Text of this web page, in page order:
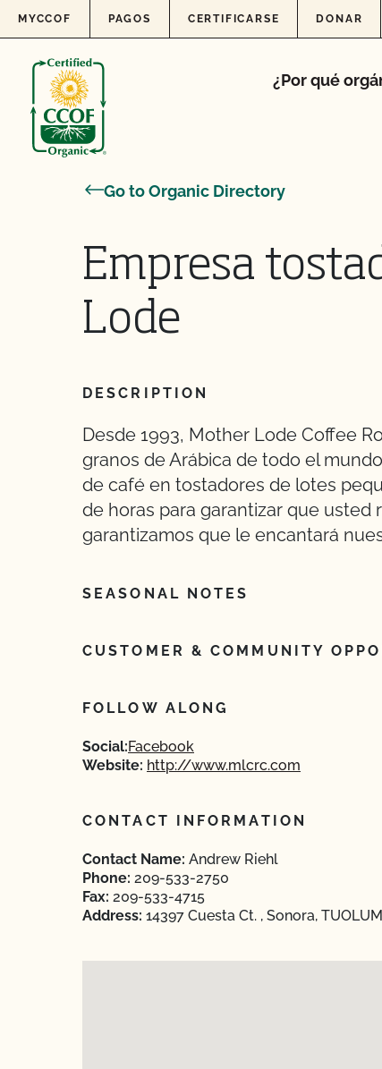
Skip to content
MYCCOF PAGOS CERTIFICARSE DONAR
¿Por qué
Go to Organic Directory
Empresa
Lode
DESCRIPTION
Desde 1993, Mother Lode Coffee
granos de Arábica de todo el
de café en tostadores de lotes
de horas para garantizar que usted
garantizamos que le encantará
SEASONAL NOTES
CUSTOMER & COMMUNITY
FOLLOW ALONG
Social:Facebook
Website: http://www.mlcrc.com
CONTACT INFORMATION
Contact Name: Andrew Riehl
Phone: 209-533-2750
Fax: 209-533-4715
Address: 14397 Cuesta Ct. , Sonora,